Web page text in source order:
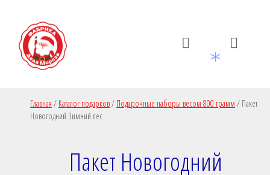
навигацию
Главная / Каталог подарков/ Подарочные наборы весом 800 грамм / Пакет
Новогодний Зимний лес
Пакет Новогодний